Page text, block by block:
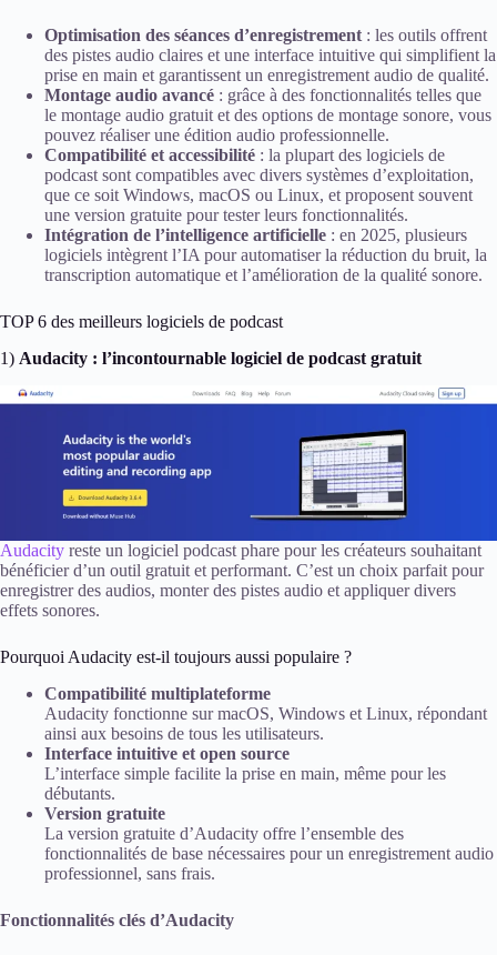
Optimisation des séances d’enregistrement: les outils offrent
des pistes audio claires et une interface intuitive qui simplifient la
prise en main et garantissent un enregistrement audio de qualité.
Montage audio avancé : grâce à des fonctionnalités telles que
le montage audio gratuit et des options de montage sonore, vous
pouvez réaliser une édition audio professionnelle.
Compatibilité et accessibilité : la plupart des logiciels de
podcast sont compatibles avec divers systèmes d’exploitation,
que ce soit Windows, macOS ou Linux, et proposent souvent
une version gratuite pour tester leurs fonctionnalités.
Intégration de l’intelligence artificielle : en 2025, plusieurs
logiciels intègrent l’IA pour automatiser la réduction du bruit, la
transcription automatique et l’amélioration de la qualité sonore.
TOP 6 des meilleurs logiciels de podcast
1) Audacity : l’incontournable logiciel de podcast gratuit
Audacity reste un logiciel podcast phare pour les créateurs souhaitant
bénéficier d’un outil gratuit et performant. C’est un choix parfait pour
enregistrer des audios, monter des pistes audio et appliquer divers
effets sonores.
Pourquoi Audacity est-il toujours aussi populaire ?
Compatibilité multiplateforme
Audacity fonctionne sur macOS, Windows et Linux, répondant
ainsi aux besoins de tous les utilisateurs.
Interface intuitive et open source
L’interface simple facilite la prise en main, même pour les
débutants.
Version gratuite
La version gratuite d’Audacity offre l’ensemble des
fonctionnalités de base nécessaires pour un enregistrement audio
professionnel, sans frais.
Fonctionnalités clés d’Audacity